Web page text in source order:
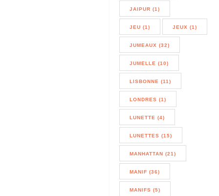
JAIPUR (1)
JEU (1) JEUX (1)
JUMEAUX (32)
JUMELLE (10)
LISBONNE (11)
LONDRES (1)
LUNETTE (4)
LUNETTES (15)
MANHATTAN (21)
MANIF (36)
MANIFS (5)